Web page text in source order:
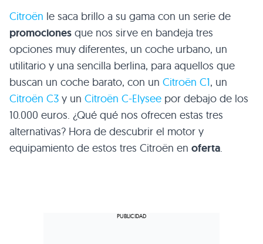
Citroën le saca brillo a su gama con un serie de
promociones que nos sirve en bandeja tres
opciones muy diferentes, un coche urbano, un
utilitario y una sencilla berlina, para aquellos que
buscan un coche barato, con un Citroën C1, un
Citroën C3 y un Citroën C-Elysee por debajo de los
10.000 euros. ¿Qué qué nos ofrecen estas tres
alternativas? Hora de descubrir el motor y
equipamiento de estos tres Citroën en oferta.